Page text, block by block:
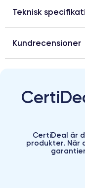
Teknisk
Kundrecensioner
CertiDeal är
produkter. När